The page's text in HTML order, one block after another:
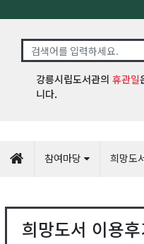
강릉시립도서관의 휴관일
니다.
참여마당 희망도
희망도서 이용후